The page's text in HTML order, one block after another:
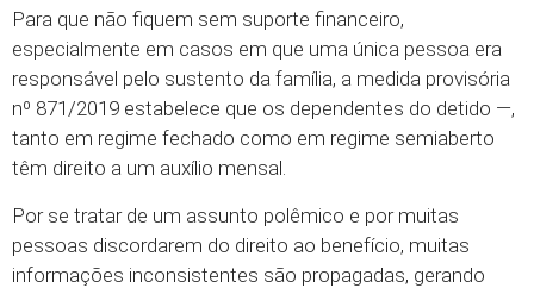
Para que não fiquem sem suporte financeiro,
especialmente em casos em que uma única pessoa era
responsável pelo sustento da família, a medida provisória
nº 871/2019 estabelece que os dependentes do detido —,
tanto em regime fechado como em regime semiaberto
têm direito a um auxílio mensal.
Por se tratar de um assunto polêmico e por muitas
pessoas discordarem do direito ao benefício, muitas
informações inconsistentes são propagadas, gerando